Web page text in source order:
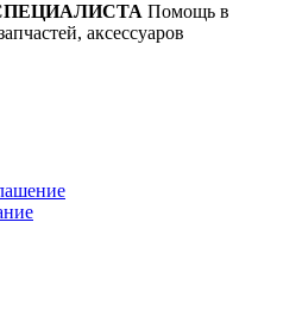
Помощь в
аксессуаров